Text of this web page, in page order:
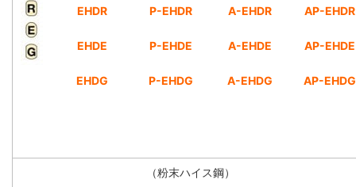
EHDR
EHDE
EHDG
P-EHDR
P-EHDE
P-EHDG
A-EHDR
A-EHDE
A-EHDG
AP-EHDR
AP-EHDE
AP-EHDG
（粉末ハイス鋼）